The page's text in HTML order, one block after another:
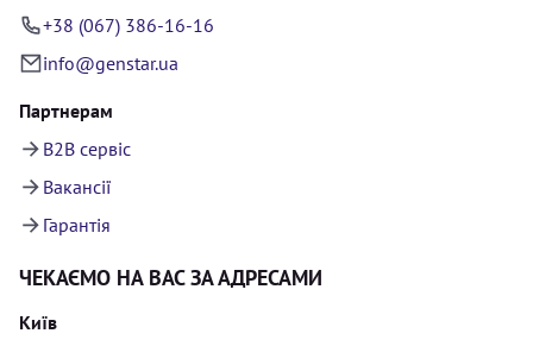
+38 (067) 386-16-16
info@genstar.ua
Партнерам
B2B сервіс
Вакансії
Гарантія
ЧЕКАЄМО НА ВАС ЗА АДРЕСАМИ
Київ